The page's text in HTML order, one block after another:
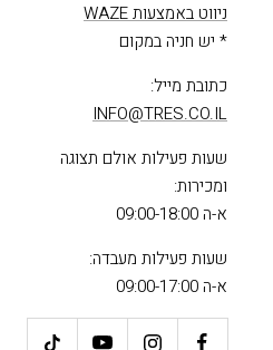
ניווט באמצעות WAZE
* יש חניה במקום
כתובת מייל:
INFO@TRES.CO.IL
שעות פעילות אולם תצוגה
ומכירות:
א-ה 09:00-18:00
שעות פעילות מעבדה:
א-ה 09:00-17:00